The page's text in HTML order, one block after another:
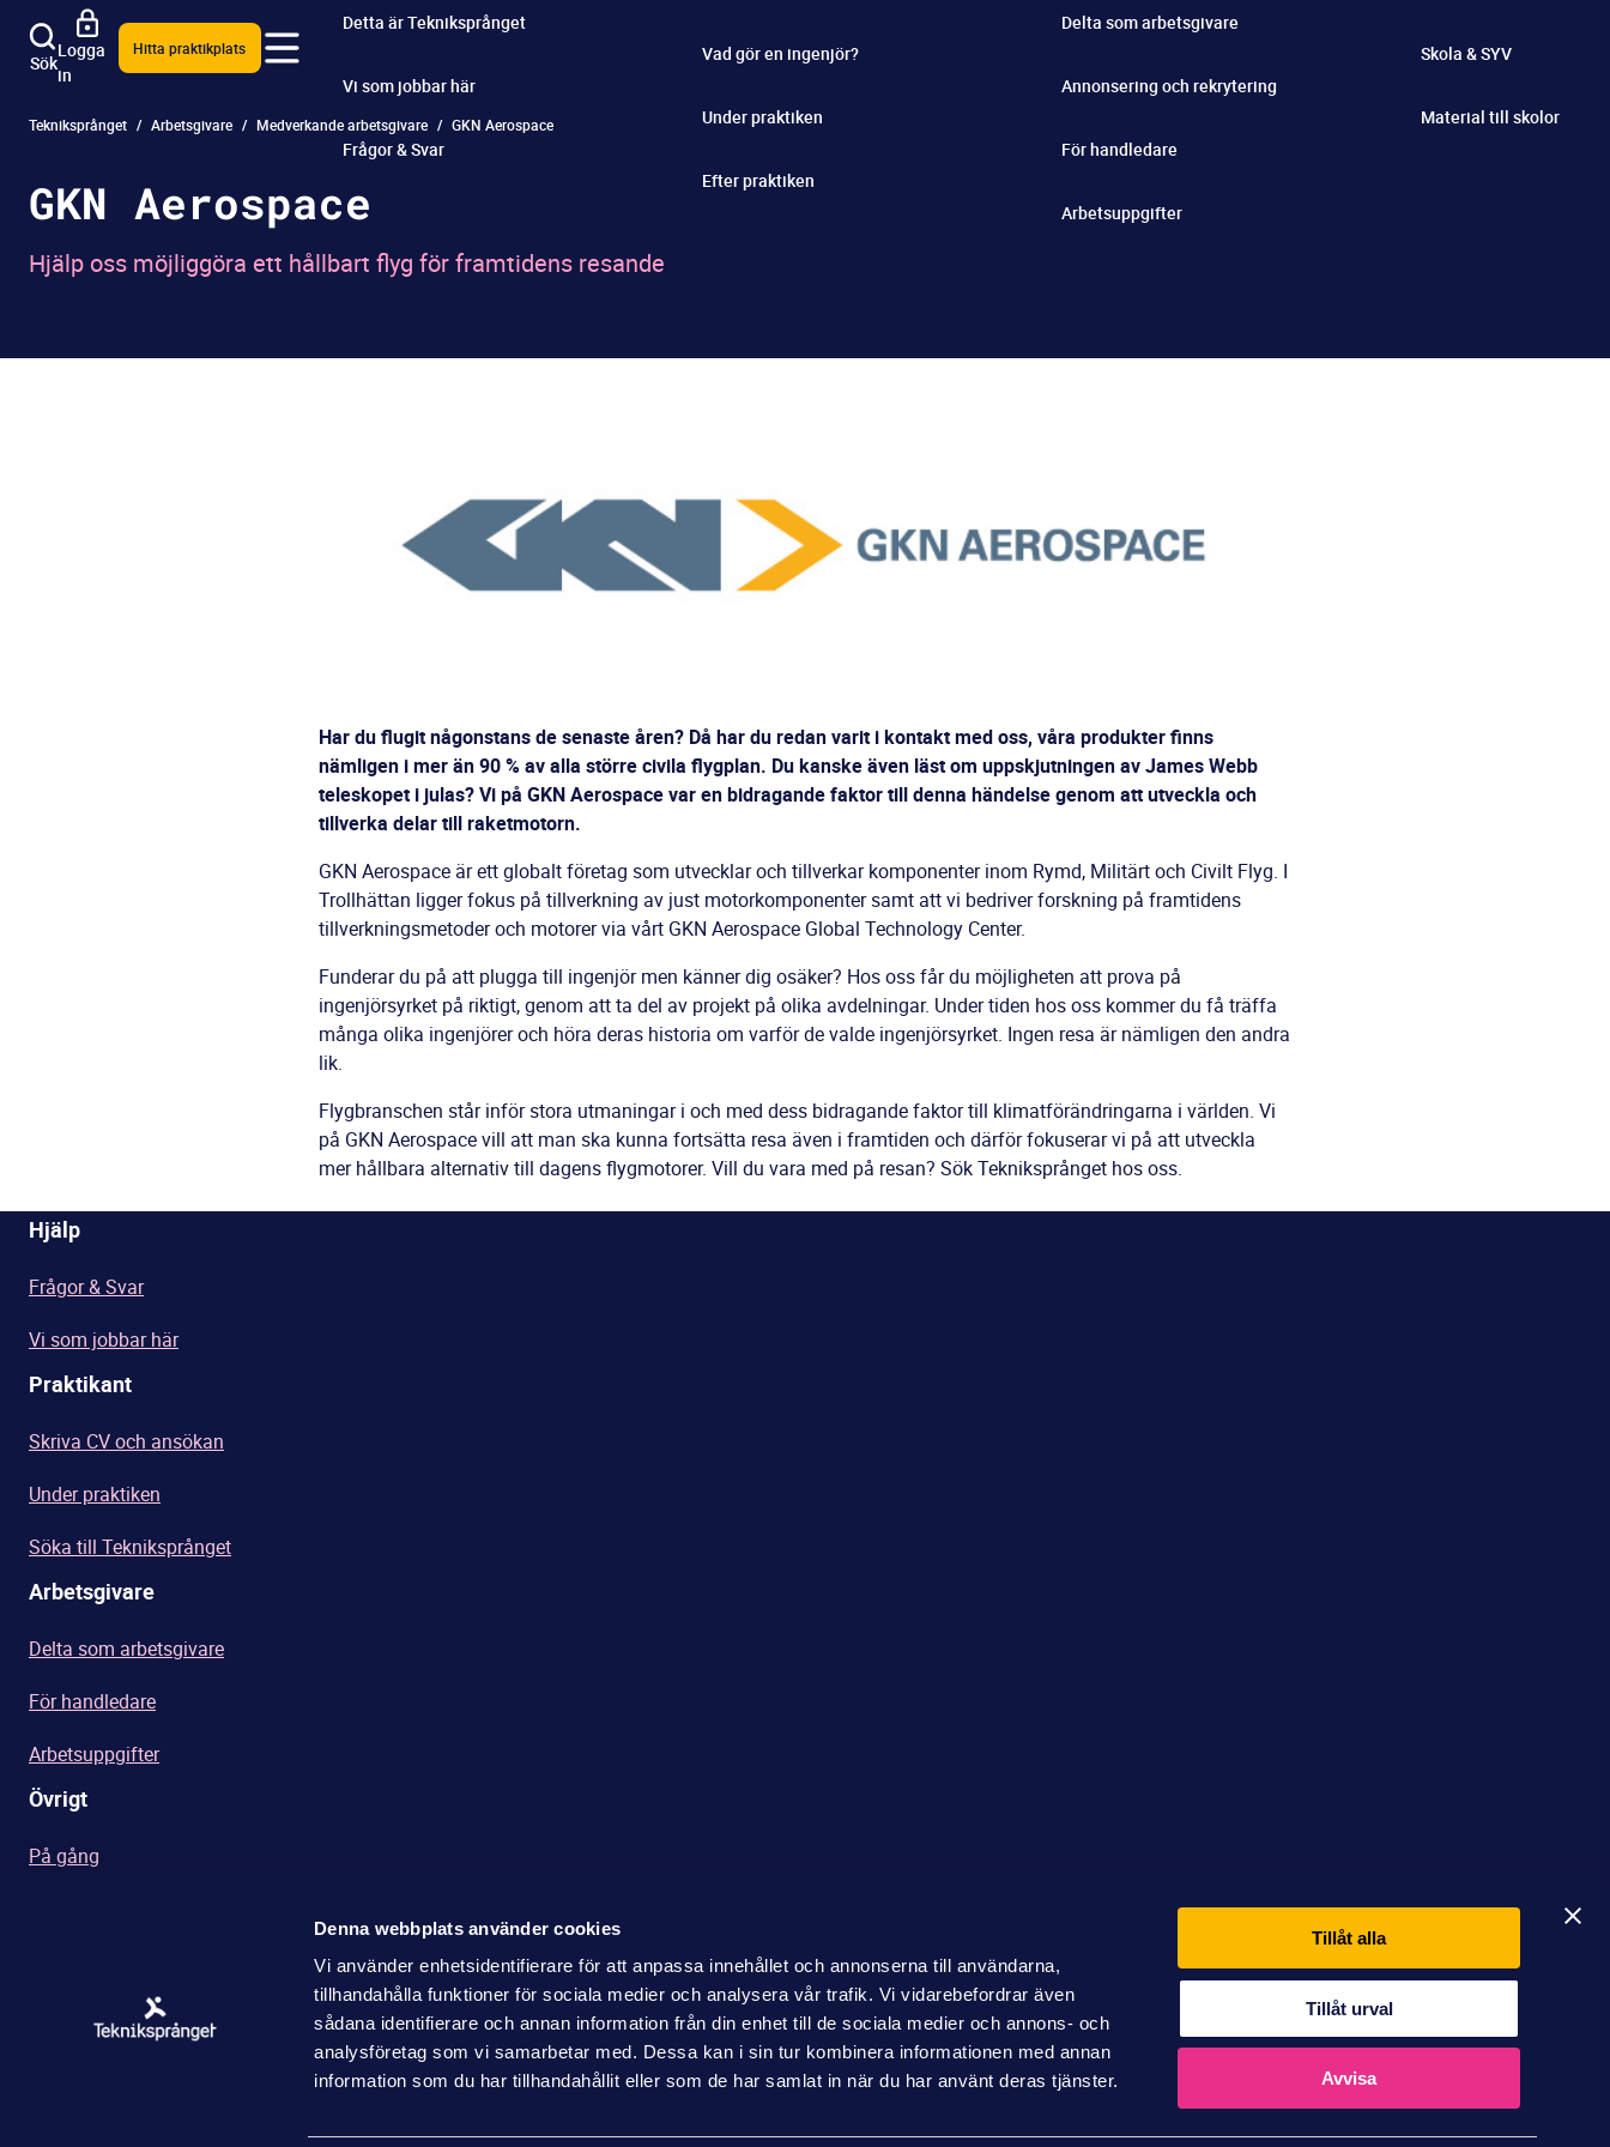
Denna webbplats använder cookies
Vi använder enhetsidentifierare för att anpassa innehållet och annonserna till användarna,
tillhandahålla funktioner för sociala medier och analysera vår trafik. Vi vidarebefordrar även
sådana identifierare och annan information från din enhet till de sociala medier och annons- och
analysföretag som vi samarbetar med. Dessa kan i sin tur kombinera informationen med annan
information som du har tillhandahållit eller som de har samlat in när du har använt deras tjänster.
Tillåt alla
Tillåt urval
Avvisa
Sök
Logga
in
Hitta praktikplats
Detta är Tekniksprånget
Vi som jobbar här
Frågor & Svar
Vad gör en ingenjör?
Under praktiken
Efter praktiken
Delta som arbetsgivare
Annonsering och rekrytering
För handledare
Arbetsuppgifter
Skola & SYV
Material till skolor
Tekniksprånget Arbetsgivare Medverkande arbetsgivare GKN Aerospace
GKN Aerospace
Hjälp oss möjliggöra ett hållbart flyg för framtidens resande
Har du flugit någonstans de senaste åren? Då har du redan varit i kontakt med oss, våra produkter finns
nämligen i mer än 90 % av alla större civila flygplan. Du kanske även läst om uppskjutningen av James Webb
teleskopet i julas? Vi på GKN Aerospace var en bidragande faktor till denna händelse genom att utveckla och
tillverka delar till raketmotorn.
GKN Aerospace är ett globalt företag som utvecklar och tillverkar komponenter inom Rymd, Militärt och Civilt Flyg. I
Trollhättan ligger fokus på tillverkning av just motorkomponenter samt att vi bedriver forskning på framtidens
tillverkningsmetoder och motorer via vårt GKN Aerospace Global Technology Center.
Funderar du på att plugga till ingenjör men känner dig osäker? Hos oss får du möjligheten att prova på
ingenjörsyrket på riktigt, genom att ta del av projekt på olika avdelningar. Under tiden hos oss kommer du få träffa
många olika ingenjörer och höra deras historia om varför de valde ingenjörsyrket. Ingen resa är nämligen den andra
lik.
Flygbranschen står inför stora utmaningar i och med dess bidragande faktor till klimatförändringarna i världen. Vi
på GKN Aerospace vill att man ska kunna fortsätta resa även i framtiden och därför fokuserar vi på att utveckla
mer hållbara alternativ till dagens flygmotorer. Vill du vara med på resan? Sök Tekniksprånget hos oss.
Hjälp
Frågor & Svar
Vi som jobbar här
Praktikant
Skriva CV och ansökan
Under praktiken
Söka till Tekniksprånget
Arbetsgivare
Delta som arbetsgivare
För handledare
Arbetsuppgifter
Övrigt
På gång